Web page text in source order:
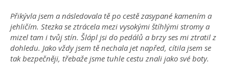
Přikývla jsem a následovala tě po cestě zasypané kamením a
jehličím. Stezka se ztrácela mezi vysokými štíhlými stromy a
mizel tam i tvůj stín. Šlápl jsi do pedálů a brzy ses mi ztratil z
dohledu. Jako vždy jsem tě nechala jet napřed, cítila jsem se
tak bezpečněji, třebaže jsme tuhle cestu znali jako své boty.